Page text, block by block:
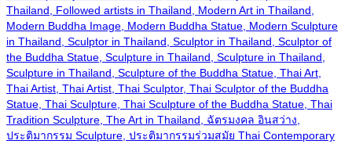
Thailand, Followed artists in Thailand, Modern Art in Thailand,
Modern Buddha Image, Modern Buddha Statue, Modern Sculpture
in Thailand, Sculptor in Thailand, Sculptor in Thailand, Sculptor of
the Buddha Statue, Sculpture in Thailand, Sculpture in Thailand,
Sculpture in Thailand, Sculpture of the Buddha Statue, Thai Art,
Thai Artist, Thai Artist, Thai Sculptor, Thai Sculptor of the Buddha
Statue, Thai Sculpture, Thai Sculpture of the Buddha Statue, Thai
Tradition Sculpture, The Art in Thailand, ฉัตรมงคล อินสว่าง,
ประติมากรรม Sculpture, ประติมากรรมร่วมสมัย Thai Contemporary